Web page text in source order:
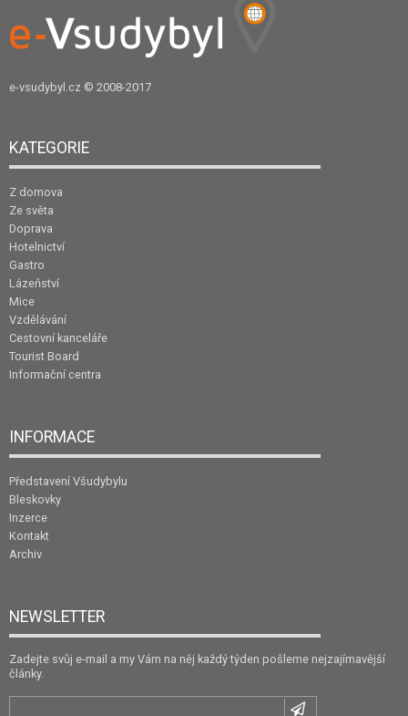
e-vsudybyl.cz © 2008-2017
KATEGORIE
Z domova
Ze světa
Doprava
Hotelnictví
Gastro
Lázeňství
Mice
Vzdělávání
Cestovní kanceláře
Tourist Board
Informační centra
INFORMACE
Představení Všudybylu
Bleskovky
Inzerce
Kontakt
Archiv
NEWSLETTER
Zadejte svůj e-mail a my Vám na něj každý týden pošleme nejzajímavější
články.